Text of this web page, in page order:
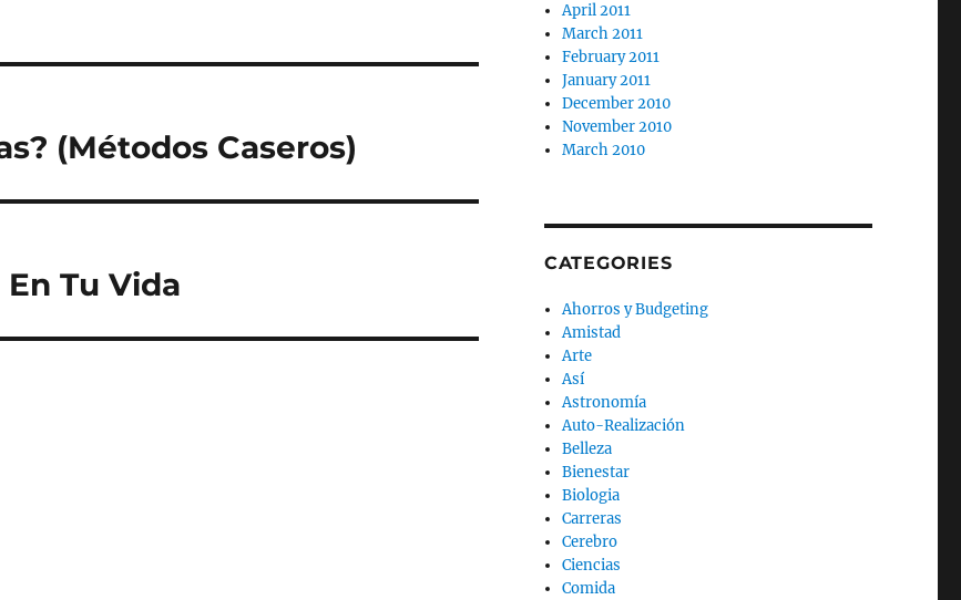
(Métodos Caseros)
Tu Vida
April 2011
March 2011
February 2011
January 2011
December 2010
November 2010
March 2010
CATEGORIES
Ahorros y Budgeting
Amistad
Arte
Así
Astronomía
Auto-Realización
Belleza
Bienestar
Biologia
Carreras
Cerebro
Ciencias
Comida